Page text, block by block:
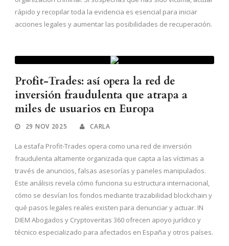
rápido y recopilar toda la evidencia es esencial para iniciar
acciones legales y aumentar las posibilidades de recuperación.
Profit-Trades: así opera la red de
inversión fraudulenta que atrapa a
miles de usuarios en Europa
29 NOV 2025 CARLA
La estafa Profit-Trades opera como una red de inversión
fraudulenta altamente organizada que capta a las víctimas a
través de anuncios, falsas asesorías y paneles manipulados.
Este análisis revela cómo funciona su estructura internacional,
cómo se desvían los fondos mediante trazabilidad blockchain y
qué pasos legales reales existen para denunciar y actuar. IN
DIEM Abogados y Cryptoveritas 360 ofrecen apoyo jurídico y
técnico especializado para afectados en España y otros países.